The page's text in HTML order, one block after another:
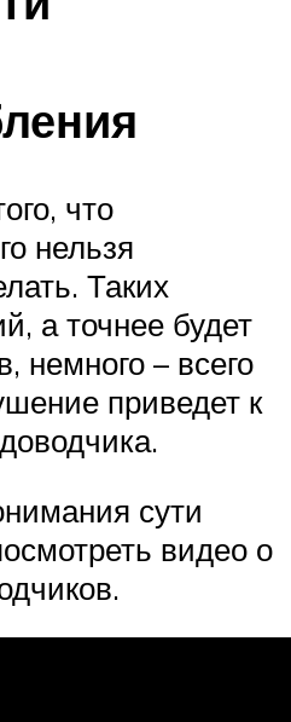
что
нельзя
Таких
а точнее будет
немного – всего
приведет к
сути
видео о